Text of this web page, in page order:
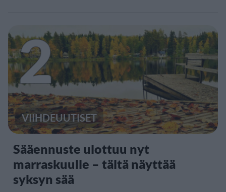
2
VIIHDEUUTISET
Sääennuste ulottuu nyt
marraskuulle – tältä näyttää
syksyn sää